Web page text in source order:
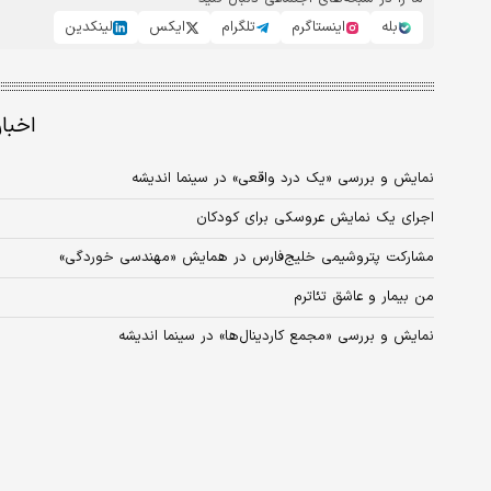
بله
اینستاگرم تلگرام ایکس لینکدین
نمایش و بررسی «یک درد واقعی» در سینما اندیشه
اجرای یک نمایش عروسکی برای کودکان
مشارکت پتروشیمی خلیج‏‌فارس در همایش «مهندسی خوردگی»
من بیمار و عاشق تئاترم
نمایش و بررسی «مجمع کاردینال‌ها» در سینما اندیشه